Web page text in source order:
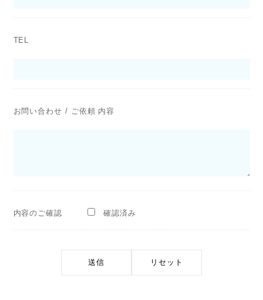
TEL
お問い合わせ / ご依頼 内容
内容のご確認 確認済み